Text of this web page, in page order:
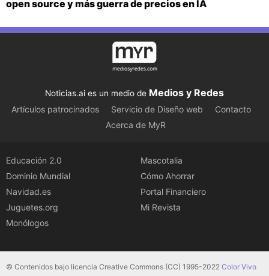
open source y más guerra de precios en IA
Noticias.ai es un medio de Medios y Redes
Artículos patrocinados Servicio de Diseño web
Contacto
Acerca de MyR
Educación 2.0
Dominio Mundial
Navidad.es
Juguetes.org
Monólogos
Mascotalia
Cómo Ahorrar
Portal Financiero
Mi Revista
© Contenidos bajo licencia Creative Commons (CC) 1995-2022 Color Vivo